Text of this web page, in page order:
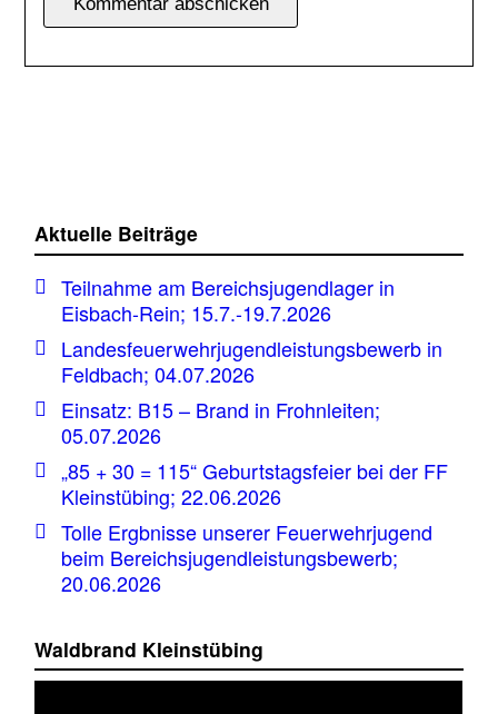
Aktuelle Beiträge
Teilnahme am Bereichsjugendlager in
Eisbach-Rein; 15.7.-19.7.2026
Landesfeuerwehrjugendleistungsbewerb in
Feldbach; 04.07.2026
Einsatz: B15 – Brand in Frohnleiten;
05.07.2026
„85 + 30 = 115“ Geburtstagsfeier bei der FF
Kleinstübing; 22.06.2026
Tolle Ergbnisse unserer Feuerwehrjugend
beim Bereichsjugendleistungsbewerb;
20.06.2026
Waldbrand Kleinstübing